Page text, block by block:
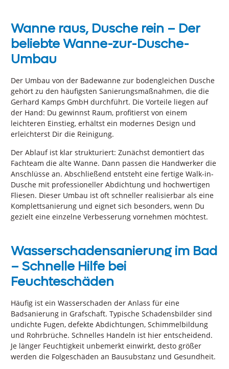
Wanne raus, Dusche rein – Der
beliebte Wanne-zur-Dusche-
Umbau
Der Umbau von der Badewanne zur bodengleichen Dusche
gehört zu den häufigsten Sanierungsmaßnahmen, die die
Gerhard Kamps GmbH durchführt. Die Vorteile liegen auf
der Hand: Du gewinnst Raum, profitierst von einem
leichteren Einstieg, erhältst ein modernes Design und
erleichterst Dir die Reinigung.
Der Ablauf ist klar strukturiert: Zunächst demontiert das
Fachteam die alte Wanne. Dann passen die Handwerker die
Anschlüsse an. Abschließend entsteht eine fertige Walk-in-
Dusche mit professioneller Abdichtung und hochwertigen
Fliesen. Dieser Umbau ist oft schneller realisierbar als eine
Komplettsanierung und eignet sich besonders, wenn Du
gezielt eine einzelne Verbesserung vornehmen möchtest.
Wasserschadensanierung im Bad
– Schnelle Hilfe bei
Feuchteschäden
Häufig ist ein Wasserschaden der Anlass für eine
Badsanierung in Grafschaft. Typische Schadensbilder sind
undichte Fugen, defekte Abdichtungen, Schimmelbildung
und Rohrbrüche. Schnelles Handeln ist hier entscheidend.
Je länger Feuchtigkeit unbemerkt einwirkt, desto größer
werden die Folgeschäden an Bausubstanz und Gesundheit.